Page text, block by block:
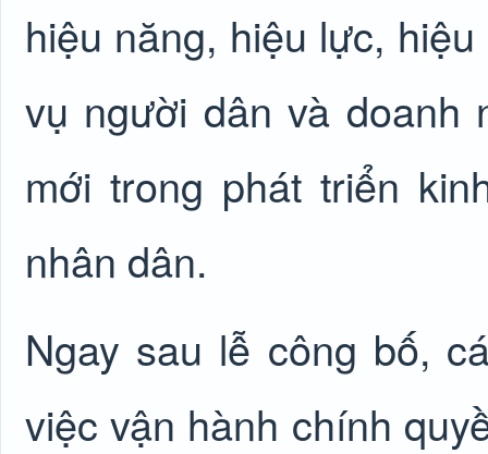
hiệu năng, hiệu lực,
vụ người dân và doanh
mới trong phát triển
nhân dân.
Ngay sau lễ công bố,
việc vận hành chính